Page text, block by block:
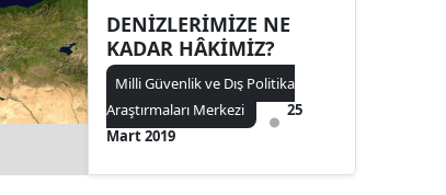
DENİZLERİMİZE NE
KADAR HÂKİMİZ?
Milli Güvenlik ve Dış Politika
Araştırmaları Merkezi
25
Mart 2019